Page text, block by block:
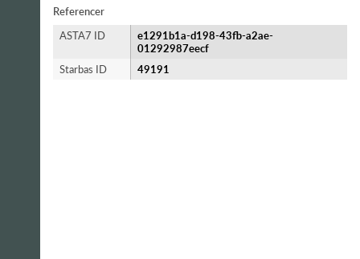
Referencer
ASTA7 ID
e1291b1a-d198-43fb-a2ae-
01292987eecf
Starbas ID
49191